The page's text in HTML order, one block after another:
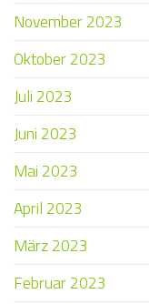
November 2023
Oktober 2023
Juli 2023
Juni 2023
Mai 2023
April 2023
März 2023
Februar 2023